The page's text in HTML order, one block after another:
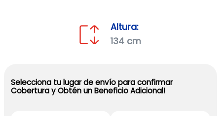
Altura:
134 cm
Selecciona tu lugar de envío para confirmar
Cobertura y Obtén un Beneficio Adicional!